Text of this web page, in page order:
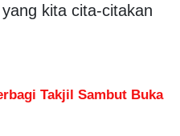
kita cita-citakan
Takjil Sambut Buka